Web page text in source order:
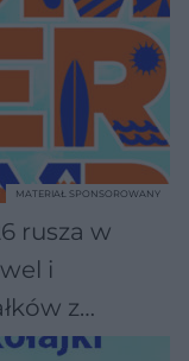
rusza w
i
z
MATERIAŁ SPONSOROWANY